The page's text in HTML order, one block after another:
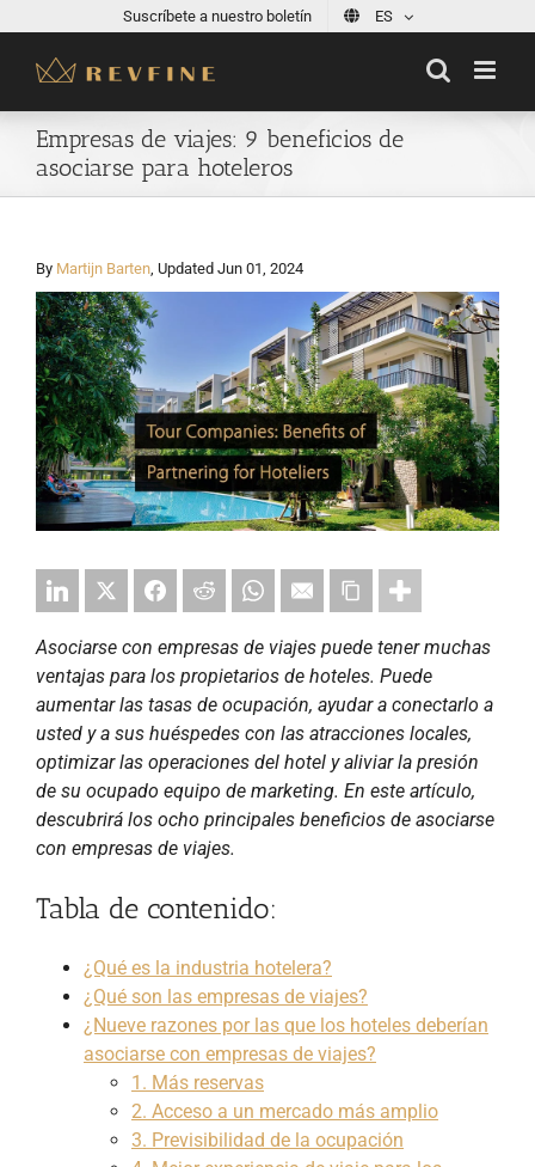
content
Suscríbete a nuestro boletín ES
Empresas de viajes: 9 beneficios de
asociarse para hoteleros
By Martijn Barten, Updated Jun 01, 2024
View
Larger
Image
Asociarse con empresas de viajes puede tener muchas
ventajas para los propietarios de hoteles. Puede
aumentar las tasas de ocupación, ayudar a conectarlo a
usted y a sus huéspedes con las atracciones locales,
optimizar las operaciones del hotel y aliviar la presión
de su ocupado equipo de marketing. En este artículo,
descubrirá los ocho principales beneficios de asociarse
con empresas de viajes.
Tabla de contenido:
¿Qué es la industria hotelera?
¿Qué son las empresas de viajes?
¿Nueve razones por las que los hoteles deberían
asociarse con empresas de viajes?
1. Más reservas
2. Acceso a un mercado más amplio
3. Previsibilidad de la ocupación